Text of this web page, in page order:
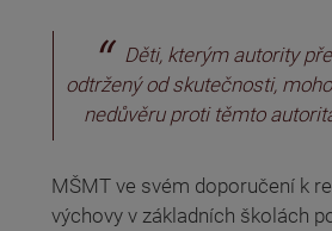
Děti, kterým autority
odtržený od skutečnosti,
nedůvěru proti těmto
MŠMT ve svém doporučení k
výchovy v základních školách